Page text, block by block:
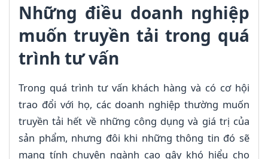
Những điều doanh nghiệp
muốn truyền tải trong quá
trình tư vấn
Trong quá trình tư vấn khách hàng và có cơ hội
trao đổi với họ, các doanh nghiệp thường muốn
truyền tải hết về những công dụng và giá trị của
sản phẩm, nhưng đôi khi những thông tin đó sẽ
mang tính chuyên ngành cao gây khó hiểu cho